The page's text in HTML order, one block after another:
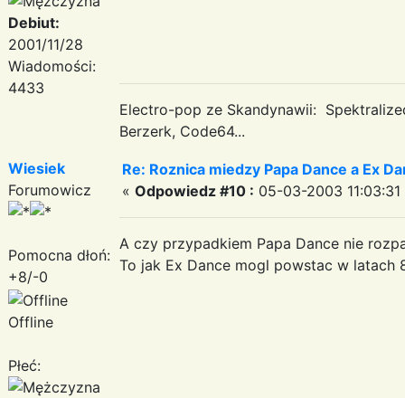
Debiut:
2001/11/28
Wiadomości:
4433
Electro-pop ze Skandynawii:
Berzerk, Code64...
Wiesiek
Forumowicz
Pomocna dłoń:
+8/-0
Offline
Płeć:
Re: Roznica miedzy Papa Dance a Ex
« Odpowiedz #10 : 05-03-2003 11:03:31
A czy przypadkiem Papa Dance nie
To jak Ex Dance mogl powstac w latach